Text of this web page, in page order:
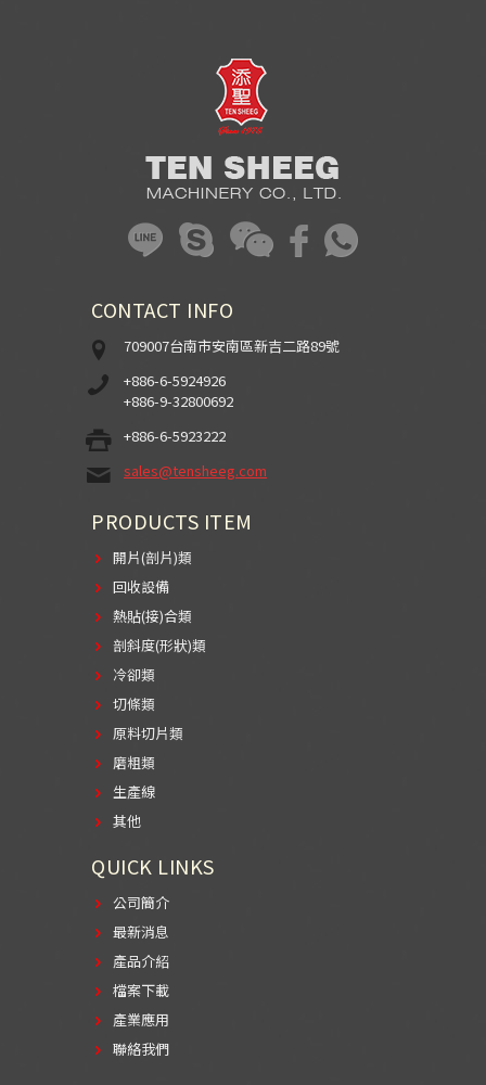
CONTACT INFO
709007台南市安南區新吉二路89號
+886-6-5924926
+886-9-32800692
+886-6-5923222
sales@tensheeg.com
PRODUCTS ITEM
開片(剖片)類
回收設備
熱貼(接)合類
剖斜度(形狀)類
冷卻類
切條類
原料切片類
磨粗類
生產線
其他
QUICK LINKS
公司簡介
最新消息
產品介紹
檔案下載
產業應用
聯絡我們